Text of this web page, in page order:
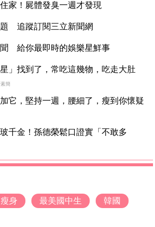
家！屍體發臭一週才發現
追蹤訂閱三立新聞網
給你最即時的娛樂星鮮事
」找到了，常吃這幾物，吃走大肚
簡
它，堅持一週，腰細了，瘦到你懷疑
千金！孫德榮鬆口證實「不敢多
瘦身 最美國中生 韓國